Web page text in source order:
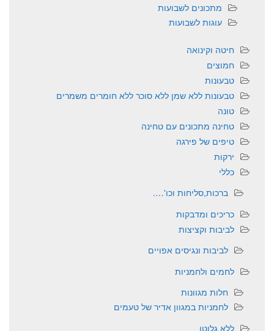
מתכונים לשבועות
עוגות לשבועות
חיטה וקינואה
חמוצים
טבעונות
טבעונות ללא שמן ללא סוכר ללא חומרים משמרים
טונה
טחינה מתכונים עם טחינה
טיפים של פירגה
ירקות
כללי
ברכות,סליחות וכו'….
כריכים ומדבקות
לביבות וקציצות
לביבות ונגיסים אפויים
לחמים ולחמניות
חלות מגוונות
לחמניות במגוון אדיר של טעמים
ללא גלוטן